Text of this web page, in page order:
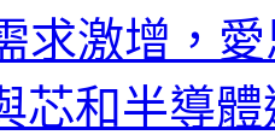
求激增，
芯和半導